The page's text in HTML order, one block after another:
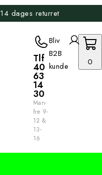
14 dages returret
Tlf
40
63
14
30
Man-
fre 9-
12 &
13-
16
Bliv
B2B
kunde
0